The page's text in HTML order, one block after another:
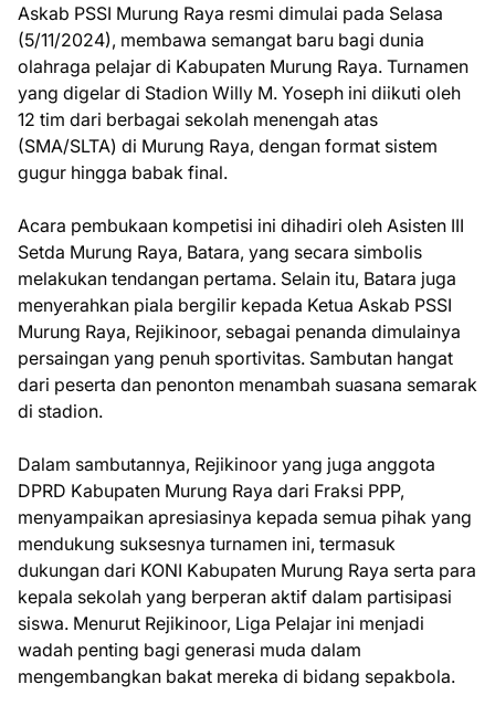
Askab PSSI Murung Raya resmi dimulai pada Selasa
(5/11/2024), membawa semangat baru bagi dunia
olahraga pelajar di Kabupaten Murung Raya. Turnamen
yang digelar di Stadion Willy M. Yoseph ini diikuti oleh
12 tim dari berbagai sekolah menengah atas
(SMA/SLTA) di Murung Raya, dengan format sistem
gugur hingga babak final.
Acara pembukaan kompetisi ini dihadiri oleh Asisten III
Setda Murung Raya, Batara, yang secara simbolis
melakukan tendangan pertama. Selain itu, Batara juga
menyerahkan piala bergilir kepada Ketua Askab PSSI
Murung Raya, Rejikinoor, sebagai penanda dimulainya
persaingan yang penuh sportivitas. Sambutan hangat
dari peserta dan penonton menambah suasana semarak
di stadion.
Dalam sambutannya, Rejikinoor yang juga anggota
DPRD Kabupaten Murung Raya dari Fraksi PPP,
menyampaikan apresiasinya kepada semua pihak yang
mendukung suksesnya turnamen ini, termasuk
dukungan dari KONI Kabupaten Murung Raya serta para
kepala sekolah yang berperan aktif dalam partisipasi
siswa. Menurut Rejikinoor, Liga Pelajar ini menjadi
wadah penting bagi generasi muda dalam
mengembangkan bakat mereka di bidang sepakbola.